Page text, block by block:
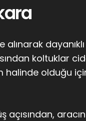
koltuklar
halinde olduğu